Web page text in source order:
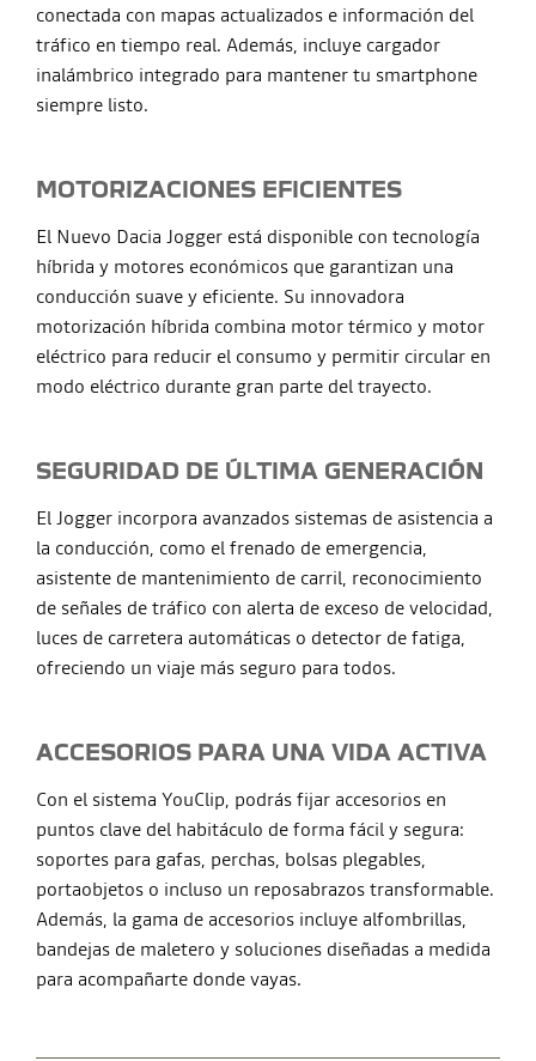
conectada con mapas actualizados e información del
tráfico en tiempo real. Además, incluye cargador
inalámbrico integrado para mantener tu smartphone
siempre listo.
MOTORIZACIONES EFICIENTES
El Nuevo Dacia Jogger está disponible con tecnología
híbrida y motores económicos que garantizan una
conducción suave y eficiente. Su innovadora
motorización híbrida combina motor térmico y motor
eléctrico para reducir el consumo y permitir circular en
modo eléctrico durante gran parte del trayecto.
SEGURIDAD DE ÚLTIMA GENERACIÓN
El Jogger incorpora avanzados sistemas de asistencia a
la conducción, como el frenado de emergencia,
asistente de mantenimiento de carril, reconocimiento
de señales de tráfico con alerta de exceso de velocidad,
luces de carretera automáticas o detector de fatiga,
ofreciendo un viaje más seguro para todos.
ACCESORIOS PARA UNA VIDA ACTIVA
Con el sistema YouClip, podrás fijar accesorios en
puntos clave del habitáculo de forma fácil y segura:
soportes para gafas, perchas, bolsas plegables,
portaobjetos o incluso un reposabrazos transformable.
Además, la gama de accesorios incluye alfombrillas,
bandejas de maletero y soluciones diseñadas a medida
para acompañarte donde vayas.